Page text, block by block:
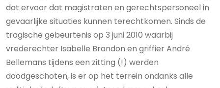
dat ervoor dat magistraten en gerechtspersoneel in
gevaarlijke situaties kunnen terechtkomen. Sinds de
tragische gebeurtenis op 3 juni 2010 waarbij
vrederechter Isabelle Brandon en griffier André
Bellemans tijdens een zitting (!) werden
doodgeschoten, is er op het terrein ondanks alle